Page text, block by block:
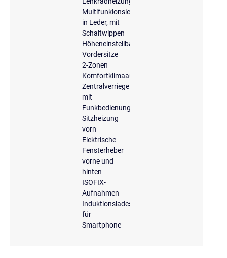
Multifunkionslenkrad
in Leder, mit
Schaltwippen
Höheneinstellbare
Vordersitze
2-Zonen
Komfortklimaautomatik
Zentralverriegelung
mit
Funkbedienung
Sitzheizung
vorn
Elektrische
Fensterheber
vorne und
hinten
ISOFIX-
Aufnahmen
Induktionsladeschale
für
Smartphone